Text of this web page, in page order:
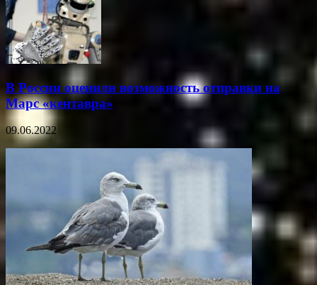
В России оценили возможность отправки на
Марс «кентавра»
09.06.2022